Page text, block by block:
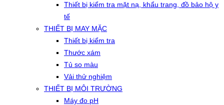
Thiết bị kiểm tra mặt nạ, khẩu trang, đồ bảo hộ y
tế
THIẾT BỊ MAY MẶC
Thiết bị kiểm tra
Thước xám
Tủ so màu
Vải thử nghiệm
THIẾT BỊ MÔI TRƯỜNG
Máy đo pH